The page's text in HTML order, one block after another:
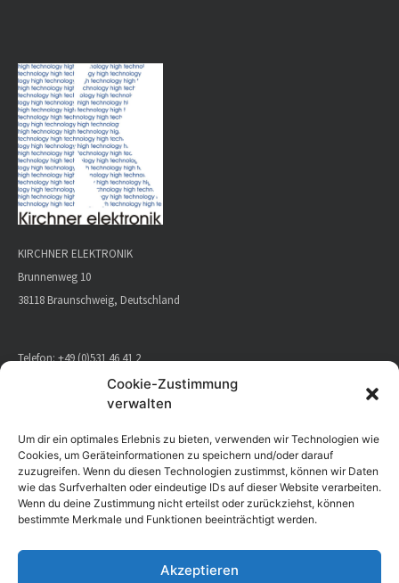
Cookie-Zustimmung
verwalten
Um dir ein optimales Erlebnis zu bieten, verwenden wir Technologien wie
Cookies, um Geräteinformationen zu speichern und/oder darauf
zuzugreifen. Wenn du diesen Technologien zustimmst, können wir Daten
wie das Surfverhalten oder eindeutige IDs auf dieser Website verarbeiten.
Wenn du deine Zustimmung nicht erteilst oder zurückziehst, können
bestimmte Merkmale und Funktionen beeinträchtigt werden.
Akzeptieren
KIRCHNER ELEKTRONIK
Brunnenweg 10
38118 Braunschweig, Deutschland
Telefon:+49 (0)531 46 41 2
info@kirchner-elektronik.de
KONTAKT
ANFAHRT
DATENSCHUTZERKLÄRUNG
IMPRESSUM